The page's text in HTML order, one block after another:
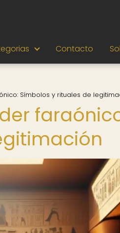
Contacto
Símbolos y rituales de